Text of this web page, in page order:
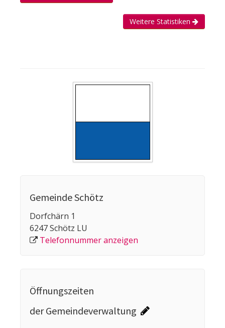
Weitere Statistiken
Gemeinde Schötz
Dorfchärn 1
6247 Schötz LU
Telefonnummer anzeigen
Öffnungszeiten
der Gemeindeverwaltung